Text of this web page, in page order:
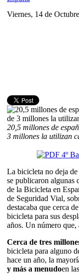
Viernes, 14 de
20,5 millones de
3 millones la utilizan
4º
La bicicleta no deja
se publicaron algunas
de la Bicicleta en
de Seguridad Vial,
destacaba que cerca
bicicleta para sus
años. Un número que,
Cerca de tres
bicicleta para alguno
hace un año, la
y más a menudoen